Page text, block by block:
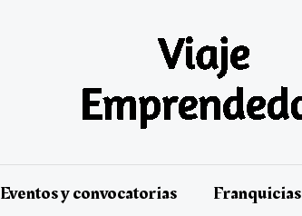
Eventos y convocatorias Franquicias